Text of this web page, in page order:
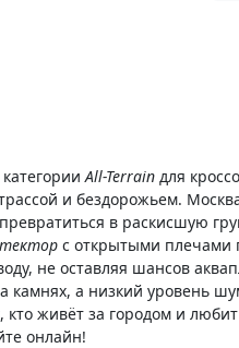
All-Terrain для
и бездорожьем.
в раскисшую
с открытыми плечами
не оставляя шансов
а низкий уровень
кто живёт за городом и
онлайн!